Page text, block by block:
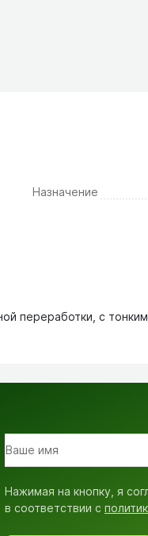
Назначение
переработки, с тонким
Нажимая на кнопку, я
в соответствии с